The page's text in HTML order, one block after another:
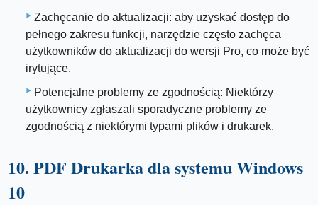
Zachęcanie do aktualizacji: aby uzyskać dostęp do
pełnego zakresu funkcji, narzędzie często zachęca
użytkowników do aktualizacji do wersji Pro, co może być
irytujące.
Potencjalne problemy ze zgodnością: Niektórzy
użytkownicy zgłaszali sporadyczne problemy ze
zgodnością z niektórymi typami plików i drukarek.
10. PDF Drukarka dla systemu Windows
10